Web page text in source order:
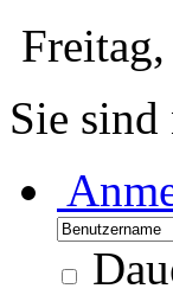
Sie sind